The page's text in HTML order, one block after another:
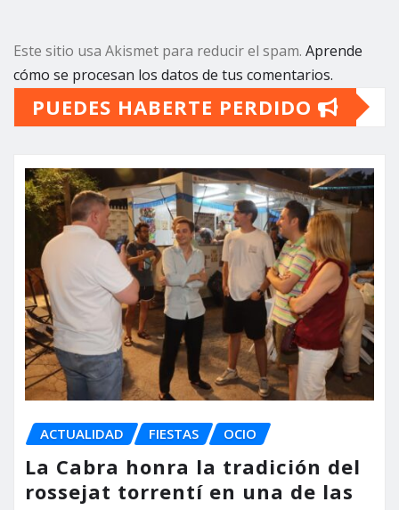
Este sitio usa Akismet para reducir el spam. Aprende
cómo se procesan los datos de tus comentarios.
PUEDES HABERTE PERDIDO
ACTUALIDAD FIESTAS OCIO
La Cabra honra la tradición del
rossejat torrentí en una de las